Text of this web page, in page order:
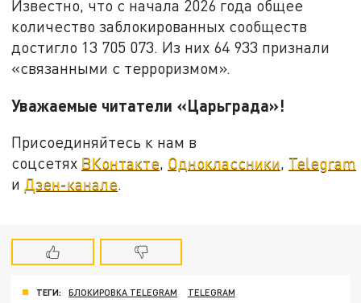
Известно, что с начала 2026 года общее
количество заблокированных сообществ
достигло 13 705 073. Из них 64 933 признали
«связанными с терроризмом».
Уважаемые читатели «Царьграда»!
Присоединяйтесь к нам в
соцсетях ВКонтакте, Одноклассники, Telegram
и Дзен-канале.
ТЕГИ: БЛОКИРОВКА TELEGRAM
TELEGRAM